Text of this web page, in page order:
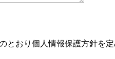
とおり個人情報保護方針を